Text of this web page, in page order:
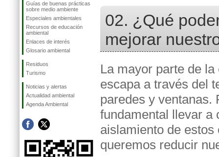
Guías de buenas prácticas
sobre medio ambiente
Especiales ambientales
Recursos de educación
ambiental
Enlaces de interés
Glosario ambiental
Residuos
Turismo
Noticias y alertas
Actualidad ambiental
Agenda Ambiental
02. ¿Qué
mejorar
La mayor parte de
escapa a través del
paredes y ventanas.
fundamental llevar a
aislamiento de estos
queremos reducir